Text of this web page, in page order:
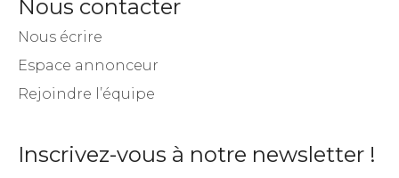
Nous contacter
Nous écrire
Espace annonceur
Rejoindre l’équipe
Inscrivez-vous à notre newsletter !